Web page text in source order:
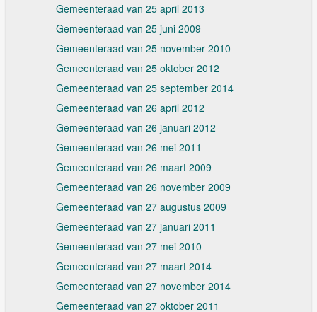
Gemeenteraad van 25 april 2013
Gemeenteraad van 25 juni 2009
Gemeenteraad van 25 november 2010
Gemeenteraad van 25 oktober 2012
Gemeenteraad van 25 september 2014
Gemeenteraad van 26 april 2012
Gemeenteraad van 26 januari 2012
Gemeenteraad van 26 mei 2011
Gemeenteraad van 26 maart 2009
Gemeenteraad van 26 november 2009
Gemeenteraad van 27 augustus 2009
Gemeenteraad van 27 januari 2011
Gemeenteraad van 27 mei 2010
Gemeenteraad van 27 maart 2014
Gemeenteraad van 27 november 2014
Gemeenteraad van 27 oktober 2011